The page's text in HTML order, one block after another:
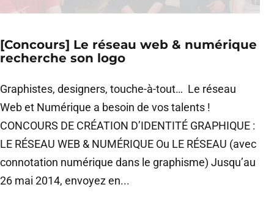
[Concours] Le réseau web & numérique
recherche son logo
Graphistes, designers, touche-à-tout… Le réseau
Web et Numérique a besoin de vos talents !
CONCOURS DE CRÉATION D’IDENTITÉ GRAPHIQUE :
LE RÉSEAU WEB & NUMÉRIQUE Ou LE RÉSEAU (avec
connotation numérique dans le graphisme) Jusqu’au
26 mai 2014, envoyez en...